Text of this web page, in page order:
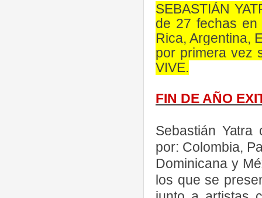
SEBASTIÁN
de 27 fechas en
Rica, Argentina,
por primera vez
VIVE.
FIN DE AÑO
Sebastián
por: Colombia,
Dominicana y
los que se